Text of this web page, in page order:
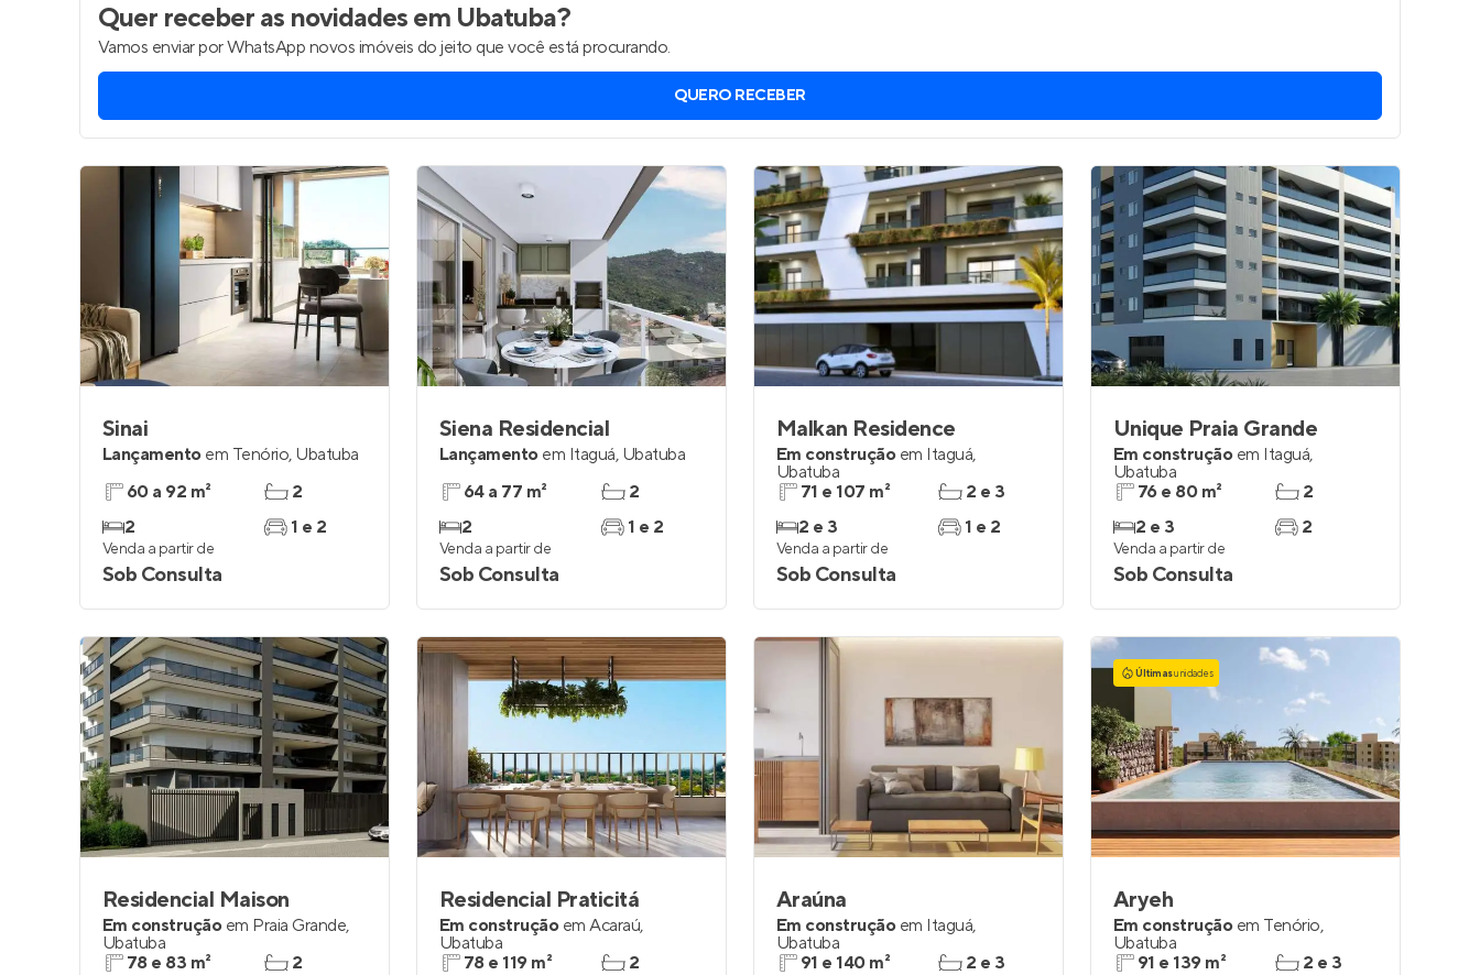
Quer receber as novidadesem Ubatuba?
Vamos enviar por WhatsApp novos imóveis do jeito que você está procurando.
QUERO RECEBER
Sinai
Lançamento em Tenório, Ubatuba
60 a 92 m²
2
2
1 e 2
Venda a partir de
Sob Consulta
Siena Residencial
Lançamento em Itaguá, Ubatuba
64 a 77 m²
2
2
1 e 2
Venda a partir de
Sob Consulta
Malkan Residence
Em construção em Itaguá,
Ubatuba
71 e 107 m²
2 e 3
2 e 3
1 e 2
Venda a partir de
Sob Consulta
Unique Praia Grande
Em construção em Itaguá,
Ubatuba
76 e 80 m²
2 e 3
2
2
Venda a partir de
Sob Consulta
Residencial Maison
Em construção em Praia Grande,
Ubatuba
78 e 83 m²
2
Residencial Praticitá
Em construção em Acaraú,
Ubatuba
78 e 119 m²
2
Araúna
Em construção em Itaguá,
Ubatuba
91 e 140 m²
2 e 3
Últimasunidades
Aryeh
Em construção em Tenório,
Ubatuba
91 e 139 m²
2 e 3